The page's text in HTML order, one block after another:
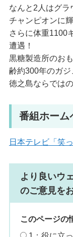
なんと2人はグ
チャンピオンに
さらに体重1100
遭遇！
黒糖製造所のお
齢約300年のガジ
徳之島ならでは
番組ホーム
日本テレビ「笑
より良いウ
のご意見を
このページの